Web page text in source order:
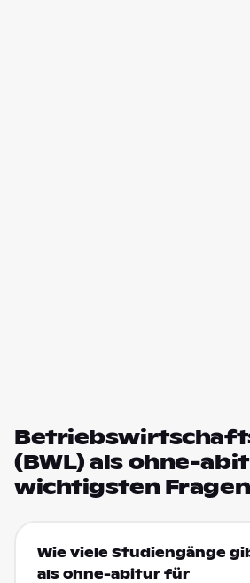
(BWL) als ohne-
wichtigsten Fragen
Wie viele Studiengänge
als ohne-abitur für